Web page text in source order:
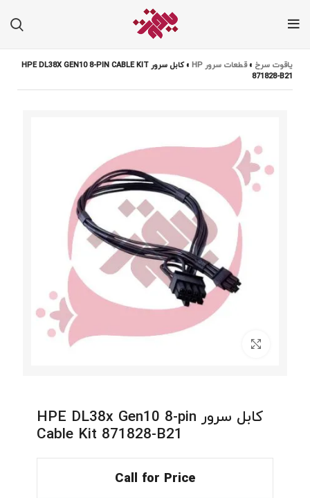
یاقوت سرخ »قطعات سرور HP »
کابل سرور HPE DL38X GEN10 8-PIN CABLE KIT
871828-B21
کابل سرور HPE DL38x Gen10 8-pin
Cable Kit 871828-B21
Call for Price